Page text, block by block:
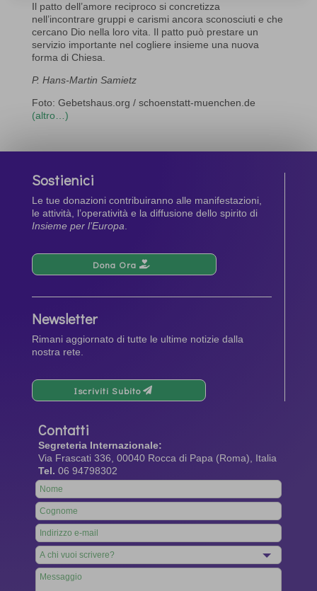
Il patto dell’amore reciproco si concretizza
nell’incontrare gruppi e carismi ancora sconosciuti e che
cercano Dio nella loro vita. Il patto può prestare un
servizio importante nel cogliere insieme una nuova
forma di Chiesa.
P. Hans-Martin Samietz
Foto: Gebetshaus.org / schoenstatt-muenchen.de
(altro…)
Sostienici
Le tue donazioni contribuiranno alle manifestazioni,
le attività, l’operatività e la diffusione dello spirito di
Insieme per l’Europa
Dona Ora
Newsletter
Rimani aggiornato di tutte le ultime notizie dalla
nostra rete.
Iscriviti Subito
Contatti
Segreteria Internazionale:
Via Frascati 336, 00040 Rocca di Papa (Roma), Italia
Tel. 06 94798302
Leave
this
field
blank